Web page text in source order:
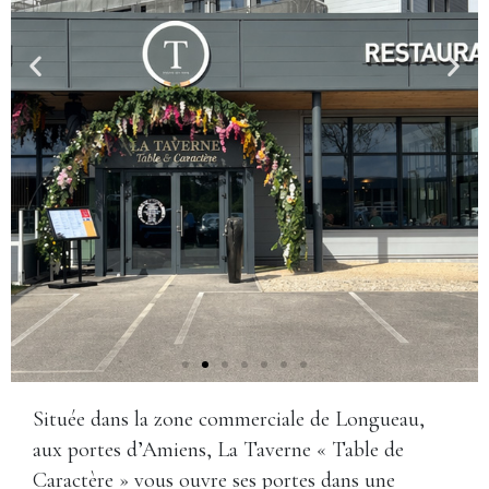
Située dans la zone commerciale de Longueau,
aux portes d’Amiens, La Taverne « Table de
Caractère » vous ouvre ses portes dans une